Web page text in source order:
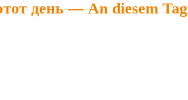
день — An diesem Tag